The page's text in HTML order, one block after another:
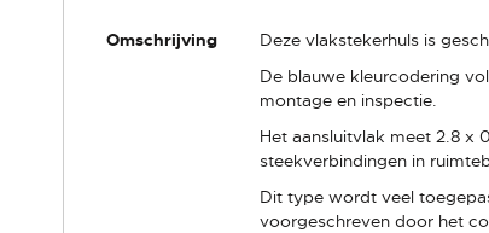
afbeeldingen-
Meer
informatie
Omschrijving
Deze vlakstekerhuls is
De blauwe kleurcodering
montage en inspectie.
Het aansluitvlak meet 2.8 x
steekverbindingen in
Dit type wordt veel
voorgeschreven door het